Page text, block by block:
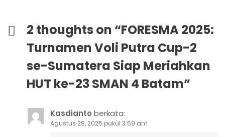
2 thoughts on “FORESMA 2025:
Turnamen Voli Putra Cup-2
se-Sumatera Siap Meriahkan
HUT ke-23 SMAN 4 Batam”
Kasdianto berkata:
Agustus 29, 2025 pukul 3:59 am